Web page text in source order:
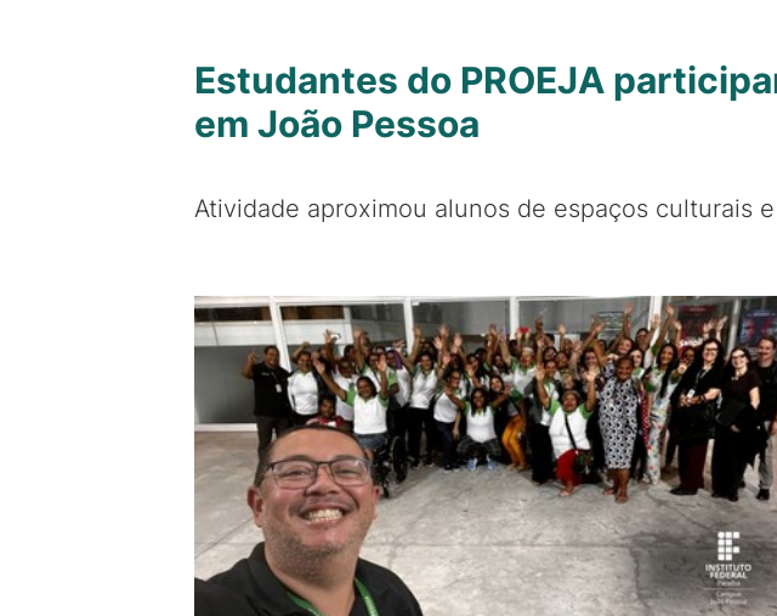
Estudantes do PROEJA
em João Pessoa
Atividade aproximou alunos de espaços culturais